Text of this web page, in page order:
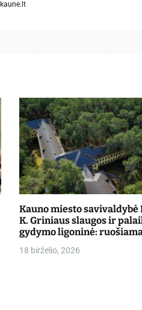
Kauno miesto savivaldybė
K. Griniaus slaugos ir
gydymo ligoninė:
18 birželio, 2026